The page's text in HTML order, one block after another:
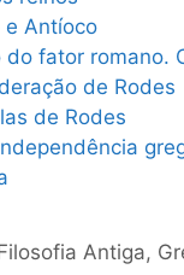
e Antíoco
do fator romano.
de Rodes
de Rodes
Antiga,